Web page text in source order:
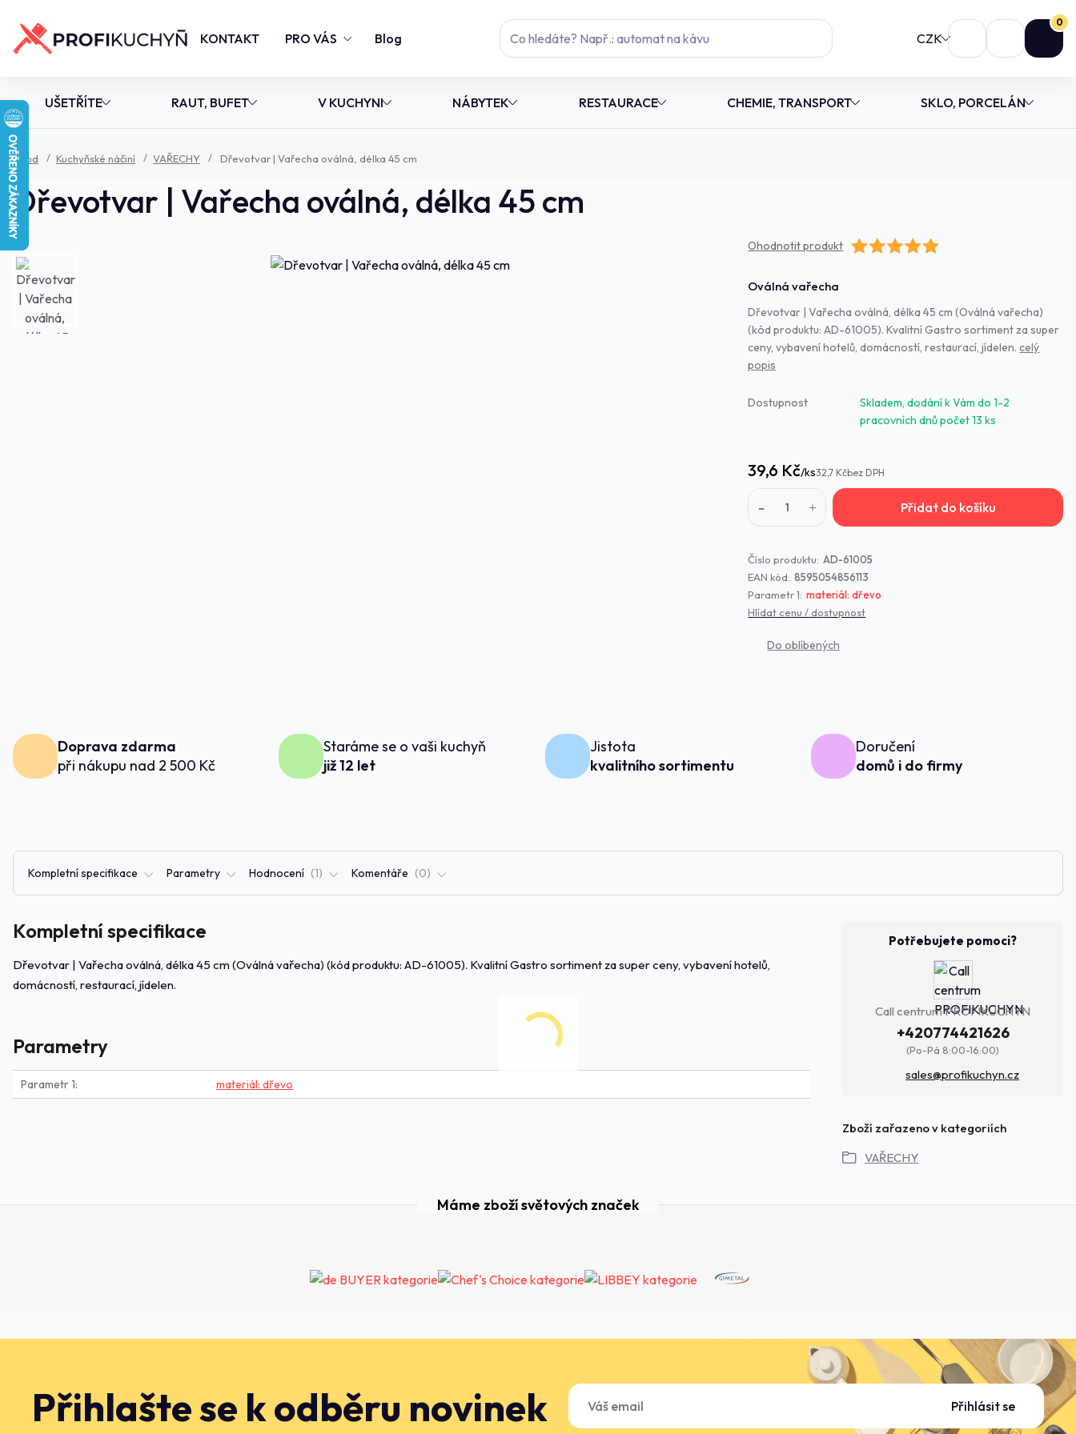
KONTAKT PRO VÁS Blog CZK
0
UŠETŘÍTE RAUT, BUFET V KUCHYNI NÁBYTEK RESTAURACE CHEMIE, TRANSPORT SKLO, PORCELÁN
Úvod Kuchyňské náčiní VAŘECHY Dřevotvar | Vařecha oválná, délka 45 cm
Dřevotvar | Vařecha oválná, délka 45 cm
Ohodnotit produkt
Oválná vařecha
Dřevotvar | Vařecha oválná, délka 45 cm (Oválná vařecha)
(kód produktu: AD-61005). Kvalitní Gastro sortiment za super
ceny, vybavení hotelů, domácností, restaurací, jídelen.celý
popis
Dostupnost
Skladem, dodání k Vám do 1-2
pracovních dnů počet 13 ks
39,6 Kč/ks32,7 Kčbez DPH
Přidat do košíku
Číslo produktu: AD-61005
EAN kód: 8595054856113
Parametr 1: materiál: dřevo
Hlídat cenu / dostupnost
Doprava zdarma
při nákupu nad 2 500 Kč
Staráme se o vaši kuchyň
již 12 let
Jistota
kvalitního sortimentu
Doručení
domů i do firmy
Kompletní specifikace Parametry Hodnocení 1 Komentáře 0
Kompletní specifikace
Dřevotvar | Vařecha oválná, délka 45 cm (Oválná vařecha) (kód produktu: AD-61005). Kvalitní Gastro sortiment za super ceny, vybavení hotelů,
domácností, restaurací, jídelen.
Parametry
Parametr 1 materiál: dřevo
Potřebujete pomoci?
Call centrum PROFIKUCHYN
+420774421626
(Po-Pá 8:00-16:00)
sales@profikuchyn.cz
Zboží zařazeno v kategoriích
VAŘECHY
Přihlašte se k odběru novinek Přihlásit se
Máme zboží světových značek